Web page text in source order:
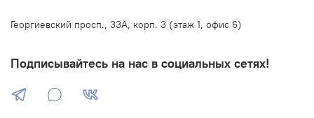
Георгиевский просп., 33А, корп. 3 (этаж 1, офис 6)
Подписывайтесь на нас в социальных сетях!